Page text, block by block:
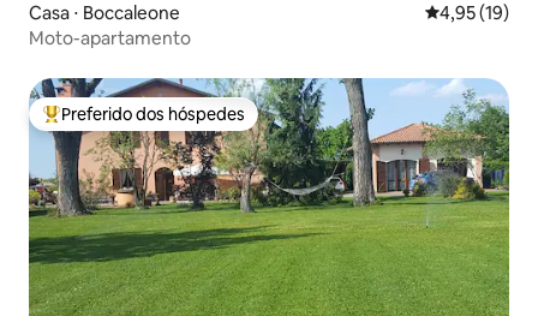
Casa ⋅ Boccaleone 4,95 de uma
4,95 (19)
Moto-apartamento
Entre os melhores preferidos dos hóspedes
Preferido dos hóspedes